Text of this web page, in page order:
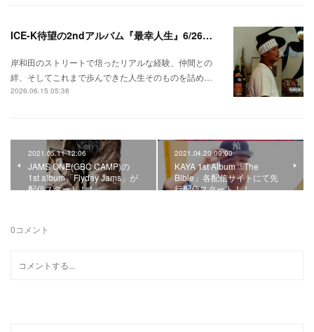
ICE-K待望の2ndアルバム『最幸人生』6/26リリース！
岸和田のストリートで培ったリアルな経験、仲間との
絆、そしてこれまで歩んできた人生そのものを詰め…
2026.06.15 05:38
2021.05.11 12:06
JAMS ONE(GBC CAMP)の
1st album「Flyday Jams」が
配信スタート！！
2021.04.20 09:00
KAYA 1st Album「The
Bible」各配信サイトにて先
行配信スタート！！
0コメント